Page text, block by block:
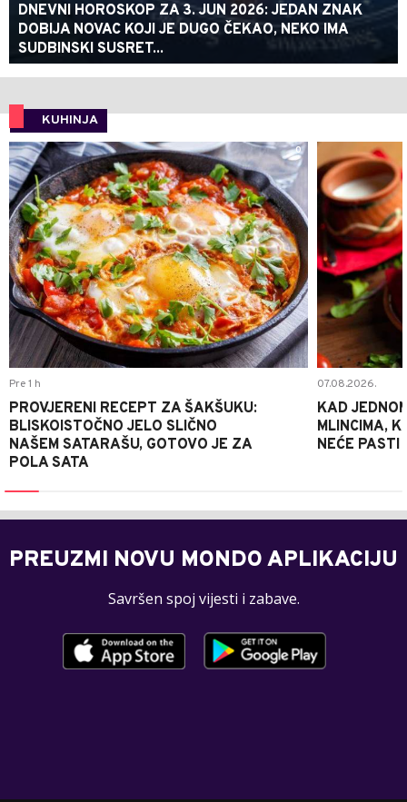
DNEVNI HOROSKOP ZA 3. JUN 2026: JEDAN ZNAK
DOBIJA NOVAC KOJI JE DUGO ČEKAO, NEKO IMA
SUDBINSKI SUSRET...
KUHINJA
0
Pre 1 h
PROVJERENI RECEPT ZA ŠAKŠUKU:
BLISKOISTOČNO JELO SLIČNO
NAŠEM SATARAŠU, GOTOVO JE ZA
POLA SATA
07.08.2026.
KAD
MLINCIMA,
NEĆE PASTI
PREUZMI NOVU MONDO APLIKACIJU
Savršen spoj vijesti i zabave.